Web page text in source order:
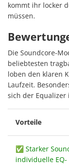
kommt ihr locker
müssen.
Die Soundcore-
beliebtesten
loben den klaren
Laufzeit.
sich der
Vorteile
✅ Starker
individuelle EQ-